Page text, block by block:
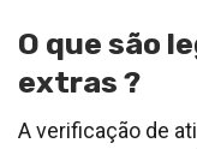
O que são
extras ?
A verificação de